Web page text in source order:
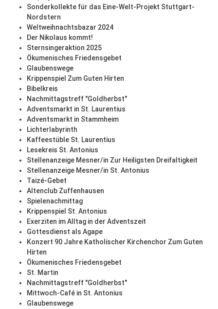
Sonderkollekte für das Eine-Welt-Projekt Stuttgart-
Nordstern
Weltweihnachtsbazar 2024
Der Nikolaus kommt!
Sternsingeraktion 2025
Ökumenisches Friedensgebet
Glaubenswege
Krippenspiel Zum Guten Hirten
Bibelkreis
Nachmittagstreff "Goldherbst"
Adventsmarkt in St. Laurentius
Adventsmarkt in Stammheim
Lichterlabyrinth
Kaffeestüble St. Laurentius
Lesekreis St. Antonius
Stellenanzeige Mesner/in Zur Heiligsten Dreifaltigkeit
Stellenanzeige Mesner/in St. Antonius
Taizé-Gebet
Altenclub Zuffenhausen
Spielenachmittag
Krippenspiel St. Antonius
Exerziten im Alltag in der Adventszeit
Gottesdienst als Agape
Konzert 90 Jahre Katholischer Kirchenchor Zum Guten
Hirten
Ökumenisches Friedensgebet
St. Martin
Nachmittagstreff "Goldherbst"
Mittwoch-Café in St. Antonius
Glaubenswege